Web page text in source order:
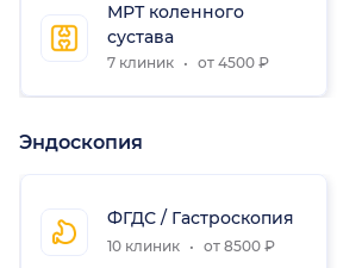
МРТ коленного
сустава
7 клиник от 4500 ₽
Эндоскопия
ФГДС / Гастроскопия
10 клиник от 8500 ₽